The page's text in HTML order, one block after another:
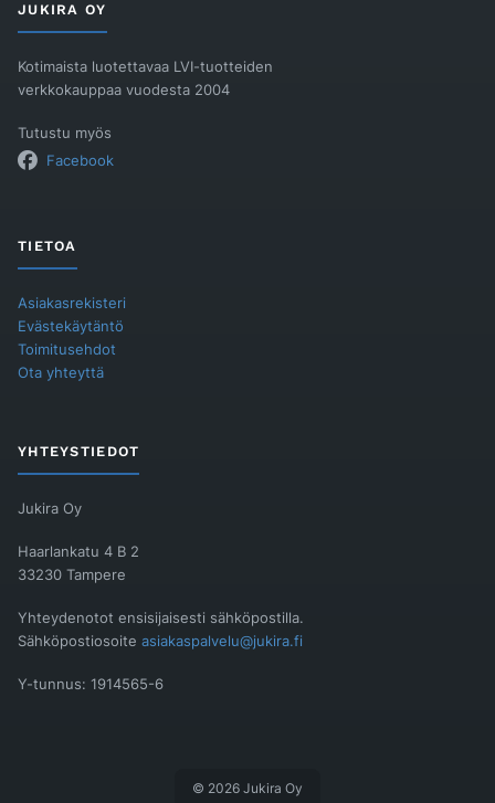
JUKIRA OY
Kotimaista luotettavaa LVI-tuotteiden
verkkokauppaa vuodesta 2004
Tutustu myös
Facebook
TIETOA
Asiakasrekisteri
Evästekäytäntö
Toimitusehdot
Ota yhteyttä
YHTEYSTIEDOT
Jukira Oy
Haarlankatu 4 B 2
33230 Tampere
Yhteydenotot ensisijaisesti sähköpostilla.
Sähköpostiosoite asiakaspalvelu@jukira.fi
Y-tunnus: 1914565-6
© 2026 Jukira Oy